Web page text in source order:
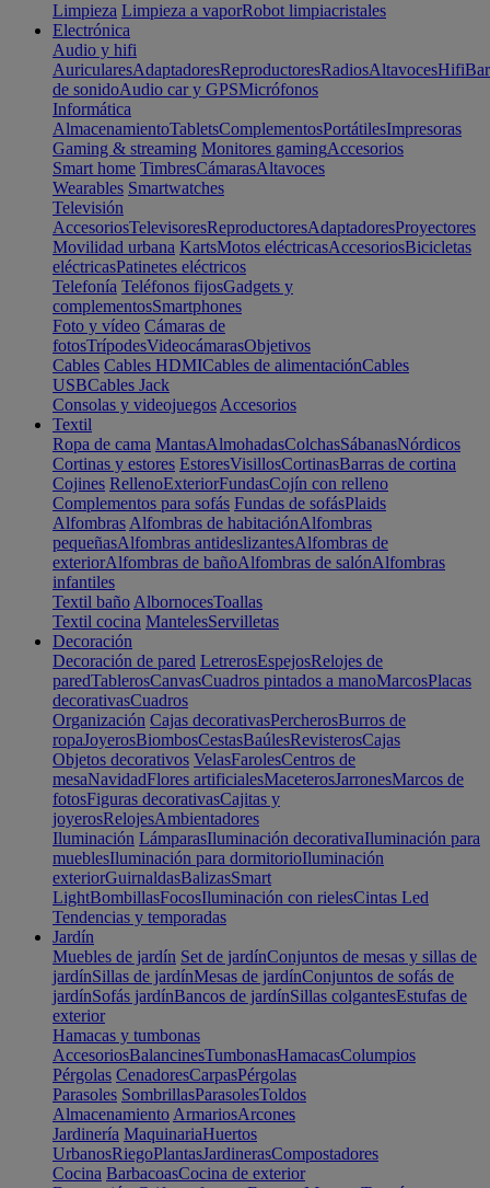
Limpieza Limpieza a vaporRobot limpiacristales
Electrónica
Audio y hifi
AuricularesAdaptadoresReproductoresRadiosAltavocesHifi
de sonidoAudio car y GPSMicrófonos
Informática
AlmacenamientoTabletsComplementosPortátilesImpresoras
Gaming & streaming Monitores gamingAccesorios
Smart home TimbresCámarasAltavoces
Wearables Smartwatches
Televisión
AccesoriosTelevisoresReproductoresAdaptadoresProyectores
Movilidad urbana KartsMotos eléctricasAccesoriosBicicletas
eléctricasPatinetes eléctricos
Telefonía Teléfonos fijosGadgets y
complementosSmartphones
Foto y vídeo Cámaras de
fotosTrípodesVideocámarasObjetivos
Cables Cables HDMICables de alimentaciónCables
USBCables Jack
Consolas y videojuegos Accesorios
Textil
Ropa de cama MantasAlmohadasColchasSábanasNórdicos
Cortinas y estores EstoresVisillosCortinasBarras de cortina
Cojines RellenoExteriorFundasCojín con relleno
Complementos para sofás Fundas de sofásPlaids
Alfombras Alfombras de habitaciónAlfombras
pequeñasAlfombras antideslizantesAlfombras de
exteriorAlfombras de bañoAlfombras de salónAlfombras
infantiles
Textil baño AlbornocesToallas
Textil cocina MantelesServilletas
Decoración
Decoración de pared LetrerosEspejosRelojes de
paredTablerosCanvasCuadros pintados a manoMarcosPlacas
decorativasCuadros
Organización Cajas decorativasPercherosBurros de
ropaJoyerosBiombosCestasBaúlesRevisterosCajas
Objetos decorativos VelasFarolesCentros de
mesaNavidadFlores artificialesMaceterosJarronesMarcos de
fotosFiguras decorativasCajitas y
joyerosRelojesAmbientadores
Iluminación LámparasIluminación decorativaIluminación para
mueblesIluminación para dormitorioIluminación
exteriorGuirnaldasBalizasSmart
LightBombillasFocosIluminación con rielesCintas Led
Tendencias y temporadas
Jardín
Muebles de jardín Set de jardínConjuntos de mesas y sillas de
jardínSillas de jardínMesas de jardínConjuntos de sofás de
jardínSofás jardínBancos de jardínSillas colgantesEstufas de
exterior
Hamacas y tumbonas
AccesoriosBalancinesTumbonasHamacasColumpios
Pérgolas CenadoresCarpasPérgolas
Parasoles SombrillasParasolesToldos
Almacenamiento ArmariosArcones
Jardinería MaquinariaHuertos
UrbanosRiegoPlantasJardinerasCompostadores
Cocina BarbacoasCocina de exterior